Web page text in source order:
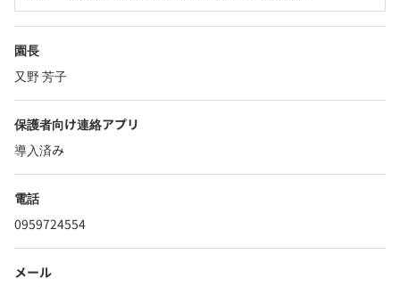
園長
又野 芳子
保護者向け連絡アプリ
導入済み
電話
0959724554
メール